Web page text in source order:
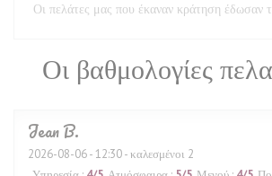
Οι βαθμολογίες
JeanB
2026-08-06- 12:30 - καλεσμένοι 2
Οι πελάτες μας που έκαναν κράτηση έδωσαν